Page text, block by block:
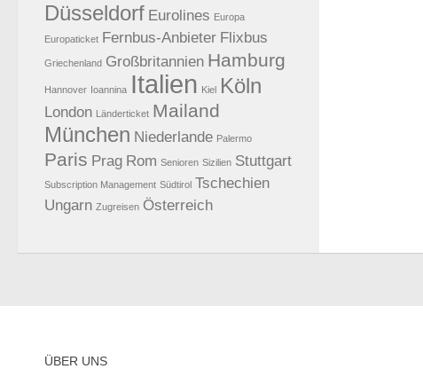
Düsseldorf Eurolines Europa
Europaticket Fernbus-Anbieter Flixbus
Griechenland Großbritannien Hamburg
Hannover Ioannina Italien Kiel Köln
London Länderticket Mailand
München Niederlande Palermo
Paris Prag Rom Senioren Sizilien Stuttgart
Subscription Management Südtirol Tschechien
Ungarn Zugreisen Österreich
ÜBER UNS